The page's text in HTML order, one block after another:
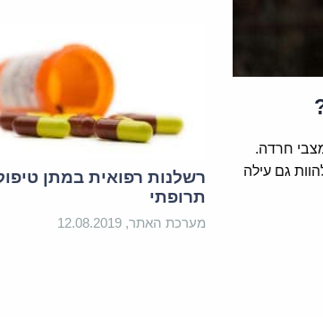
חרדה.
גם עילה
רשלנות רפואית במתן
תרופתי
מערכת האתר, 12.08.2019